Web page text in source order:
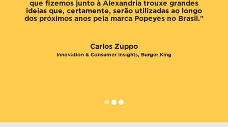
que fizemos junto à Alexandria trouxe grandes
ideias que, certamente, serão utilizadas ao longo
dos próximos anos pela marca Popeyes no Brasil."
Carlos Zuppo
Innovation & Consumer Insights, Burger King